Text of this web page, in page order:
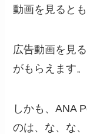
動画を見ると
広告動画を見
がもらえます。
しかも、ANA
のは、な、な